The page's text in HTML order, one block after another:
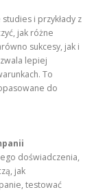
i przykłady z
jak różne
sukcesy, jak i
lepiej
To
do
doświadczenia,
jak
testować